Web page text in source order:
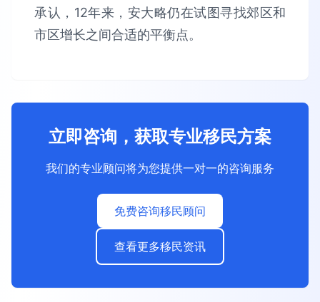
承认，12年来，安大略仍在试图寻找郊区和
市区增长之间合适的平衡点。
立即咨询，获取专业移民方案
我们的专业顾问将为您提供一对一的咨询服务
免费咨询移民顾问
查看更多移民资讯